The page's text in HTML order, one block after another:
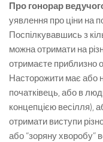
Про гонорар
уявлення про ціни на
Поспілкувавшись з
можна отримати на
отримаєте приблизно
Насторожити має або
початківець, або в
концепцією весілля),
отримати виступи
або “зоряну хворобу”